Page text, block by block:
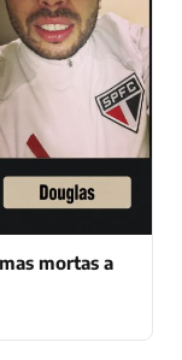
mortas a